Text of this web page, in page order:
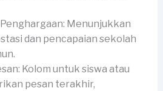
Menunjukkan
dan pencapaian sekolah
Kolom untuk siswa atau
pesan terakhir,